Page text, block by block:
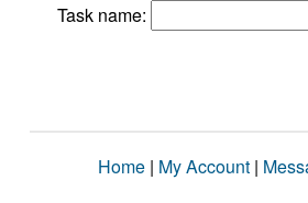
Task name:
Home | My Account |